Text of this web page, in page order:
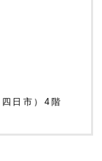
日市）4階